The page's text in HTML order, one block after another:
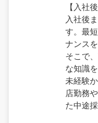
【入社
入社後
す。最
ナンス
そこで
な知識
未経験
店勤務
た中途